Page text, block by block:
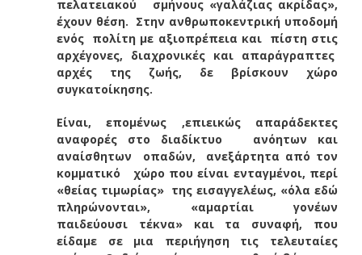
πελατειακού σμήνους «γαλάζιας ακρίδας»,
έχουν θέση. Στην ανθρωποκεντρική υποδομή
ενός πολίτη με αξιοπρέπεια και πίστη στις
αρχέγονες, διαχρονικές και απαράγραπτες
αρχές της ζωής, δε βρίσκουν χώρο
συγκατοίκησης.
Είναι, επομένως ,επιεικώς απαράδεκτες
αναφορές στο διαδίκτυο ανόητων και
αναίσθητων οπαδών, ανεξάρτητα από τον
κομματικό χώρο που είναι ενταγμένοι, περί
«θείας τιμωρίας» της εισαγγελέως, «όλα εδώ
πληρώνονται», «αμαρτίαι γονέων
παιδεύουσι τέκνα» και τα συναφή, που
είδαμε σε μια περιήγηση τις τελευταίες